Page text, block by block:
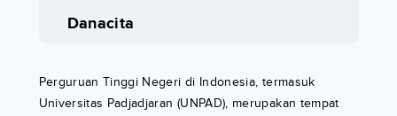
Danacita
Perguruan Tinggi Negeri di Indonesia, termasuk
Universitas Padjadjaran (UNPAD), merupakan tempat